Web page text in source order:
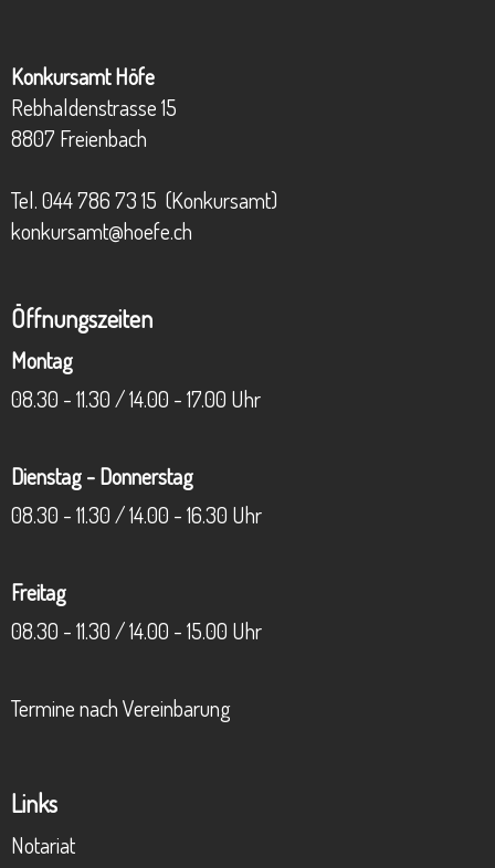
Konkursamt Höfe
Rebhaldenstrasse 15
8807 Freienbach
Tel.044 786 73 15 (Konkursamt)
konkursamt@hoefe.ch
Öffnungszeiten
Montag
08.30 - 11.30 / 14.00 - 17.00 Uhr
Dienstag - Donnerstag
08.30 - 11.30 / 14.00 - 16.30 Uhr
Freitag
08.30 - 11.30 / 14.00 - 15.00 Uhr
Termine nach Vereinbarung
Links
Notariat